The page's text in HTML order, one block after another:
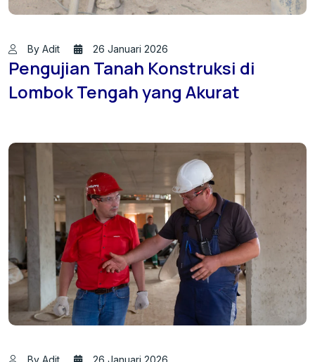
By Adit 26 Januari 2026
Pengujian Tanah Konstruksi di
Lombok Tengah yang Akurat
By Adit 26 Januari 2026